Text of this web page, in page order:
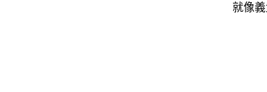
就像